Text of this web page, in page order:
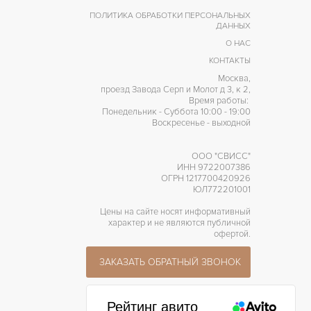
ПОЛИТИКА ОБРАБОТКИ ПЕРСОНАЛЬНЫХ
ДАННЫХ
О НАС
КОНТАКТЫ
Москва,
проезд Завода Серп и Молот д 3, к 2,
Время работы:
Понедельник - Суббота 10:00 - 19:00
Воскресенье - выходной
ООО "СВИСС"
ИНН 9722007386
ОГРН 1217700420926
ЮЛ772201001
Цены на сайте носят информативный
характер и не являются публичной
офертой.
ЗАКАЗАТЬ ОБРАТНЫЙ ЗВОНОК
Рейтинг авито